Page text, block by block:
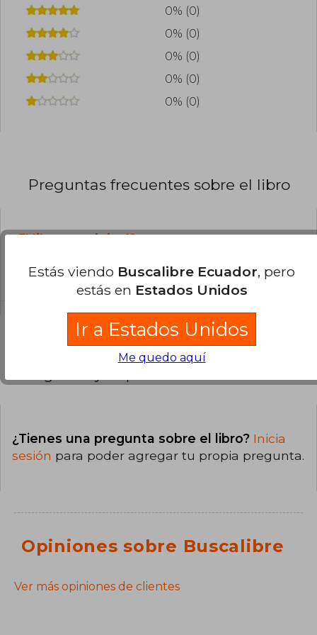
0% (0)
0% (0)
0% (0)
0% (0)
0% (0)
Preguntas frecuentes sobre el libro
¿El libro es original?
catálogo son Originales.
¿Tienes una pregunta sobre el libro? Inicia
sesión para poder agregar tu propia pregunta.
Opiniones sobre Buscalibre
Ver más opiniones de clientes
Estás viendo Buscalibre Ecuador, pero
estás en Estados Unidos
Ir a Estados Unidos
Me quedo aquí